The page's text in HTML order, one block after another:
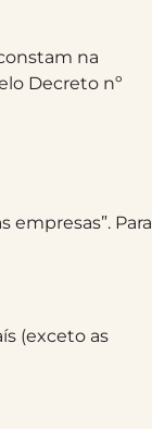
na
Decreto nº
Para
(exceto as